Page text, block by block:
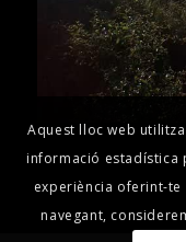
Aquest lloc web
informació estadística
experiència oferint-te
navegant,